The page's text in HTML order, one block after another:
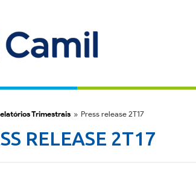
Trimestrais » Press release 2T17
RELEASE 2T17